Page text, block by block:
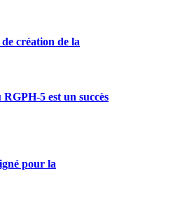
création de la
5 est un succès
pour la